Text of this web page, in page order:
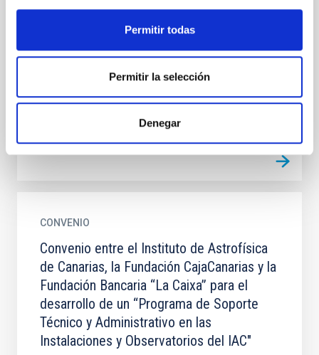
Permitir todas
Permitir la selección
Denegar
el desarrollo del Programa de Becas de
doctorado INPhINIT ”la Caixa””
El objeto del convenio es acordar la colaboración
desarrollo del Programa de Becas de doctorado
INPhINIT ”la...
CONVENIO
Convenio entre el Instituto de Astrofísica
de Canarias, la Fundación CajaCanarias y la
Fundación Bancaria “La Caixa” para el
desarrollo de un “Programa de Soporte
Técnico y Administrativo en las
Instalaciones y Observatorios del IAC"